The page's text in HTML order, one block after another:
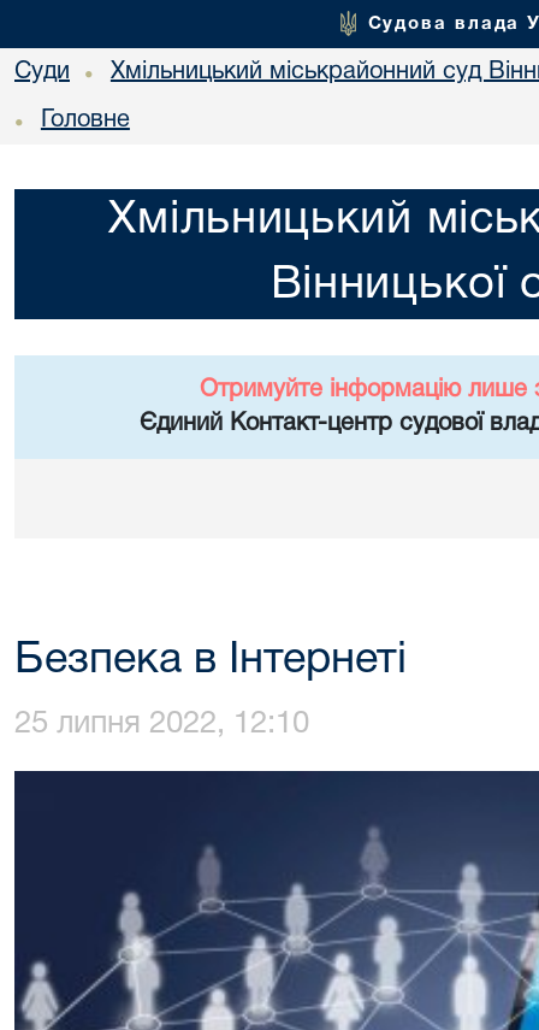
Судова влада
Суди • Хмільницький міськрайонний суд
• Головне
Хмільницький
Вінницької
Отримуйте інформацію лише
Єдиний Контакт-центр судової
Безпека в Інтернеті
25 липня 2022, 12:10